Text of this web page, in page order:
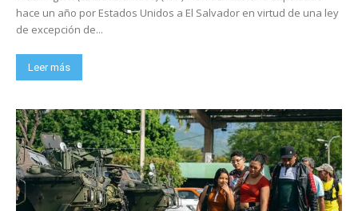
hace un año por Estados Unidos a El Salvador en virtud de una ley
de excepción de...
Leer más